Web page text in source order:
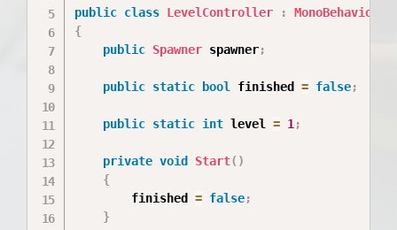
public class LevelController :
MonoBehaviour
{
public Spawner spawner;
public static bool finished = false;
public static int level = 1 ;
private void Start( )
{
        finished
= false;
}